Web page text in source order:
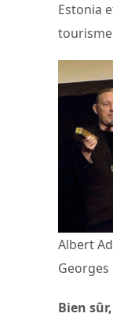
Estonia
Albert
Georges
Bien